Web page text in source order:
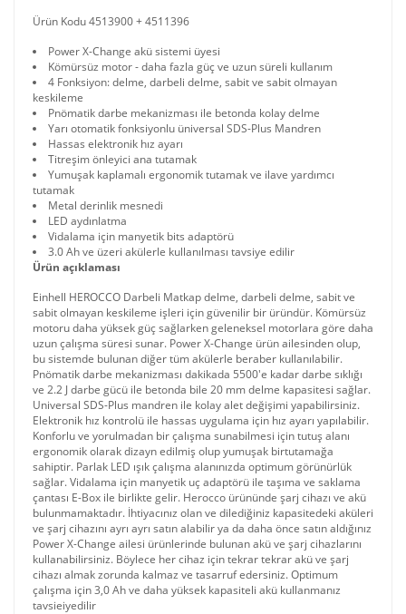
Ürün Kodu 4513900 + 4511396
Power X-Change akü sistemi üyesi
Kömürsüz motor - daha fazla güç ve uzun süreli kullanım
4 Fonksiyon: delme, darbeli delme, sabit ve sabit olmayan
keskileme
Pnömatik darbe mekanizması ile betonda kolay delme
Yarı otomatik fonksiyonlu üniversal SDS-Plus Mandren
Hassas elektronik hız ayarı
Titreşim önleyici ana tutamak
Yumuşak kaplamalı ergonomik tutamak ve ilave yardımcı
tutamak
Metal derinlik mesnedi
LED aydınlatma
Vidalama için manyetik bits adaptörü
3.0 Ah ve üzeri akülerle kullanılması tavsiye edilir
Ürün açıklaması
Einhell HEROCCO Darbeli Matkap delme, darbeli delme, sabit ve
sabit olmayan keskileme işleri için güvenilir bir üründür. Kömürsüz
motoru daha yüksek güç sağlarken geleneksel motorlara göre daha
uzun çalışma süresi sunar. Power X-Change ürün ailesinden olup,
bu sistemde bulunan diğer tüm akülerle beraber kullanılabilir.
Pnömatik darbe mekanizması dakikada 5500'e kadar darbe sıklığı
ve 2.2 J darbe gücü ile betonda bile 20 mm delme kapasitesi sağlar.
Universal SDS-Plus mandren ile kolay alet değişimi yapabilirsiniz.
Elektronik hız kontrolü ile hassas uygulama için hız ayarı yapılabilir.
Konforlu ve yorulmadan bir çalışma sunabilmesi için tutuş alanı
ergonomik olarak dizayn edilmiş olup yumuşak birtutamağa
sahiptir. Parlak LED ışık çalışma alanınızda optimum görünürlük
sağlar. Vidalama için manyetik uç adaptörü ile taşıma ve saklama
çantası E-Box ile birlikte gelir. Herocco ürününde şarj cihazı ve akü
bulunmamaktadır. İhtiyacınız olan ve dilediğiniz kapasitedeki aküleri
ve şarj cihazını ayrı ayrı satın alabilir ya da daha önce satın aldığınız
Power X-Change ailesi ürünlerinde bulunan akü ve şarj cihazlarını
kullanabilirsiniz. Böylece her cihaz için tekrar tekrar akü ve şarj
cihazı almak zorunda kalmaz ve tasarruf edersiniz. Optimum
çalışma için 3,0 Ah ve daha yüksek kapasiteli akü kullanmanız
tavsieiyedilir